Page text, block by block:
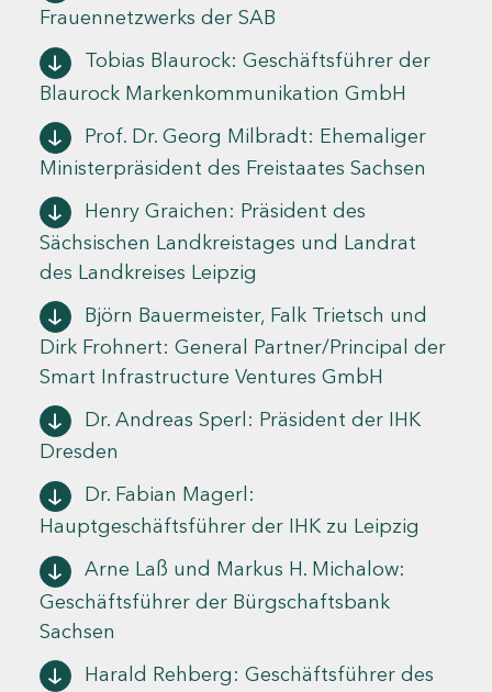
Frauennetzwerks der SAB
Tobias Blaurock: Geschäftsführer der
Blaurock Markenkommunikation GmbH
Prof. Dr. Georg Milbradt: Ehemaliger
Ministerpräsident des Freistaates Sachsen
Henry Graichen: Präsident des
Sächsischen Landkreistages und Landrat
des Landkreises Leipzig
Björn Bauermeister, Falk Trietsch und
Dirk Frohnert: General Partner/Principal der
Smart Infrastructure Ventures GmbH
Dr. Andreas Sperl: Präsident der IHK
Dresden
Dr. Fabian Magerl:
Hauptgeschäftsführer der IHK zu Leipzig
Arne Laß und Markus H. Michalow:
Geschäftsführer der Bürgschaftsbank
Sachsen
Harald Rehberg: Geschäftsführer des